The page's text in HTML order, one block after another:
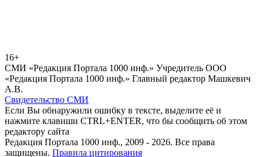
16+
СМИ «Редакция Портала 1000 инф.» Учредитель ООО
«Редакция Портала 1000 инф.» Главный редактор Машкевич
А.В.
Свидетельство СМИ
Если Вы обнаружили ошибку в тексте, выделите её и
нажмите клавиши CTRL+ENTER, что бы сообщить об этом
редактору сайта
Редакция Портала 1000 инф., 2009 - 2026. Все права
защищены. Правила цитирования